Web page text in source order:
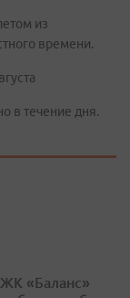
из
времени.
в течение дня.
ЖК «Баланс»